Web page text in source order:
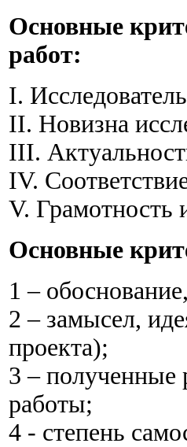
Основные
работ:
I.
II. Новизна
III.
IV.
V. Грамотность
Основные
1 –
2 – замысел,
проекта);
3 – полученные
работы;
4 - степень